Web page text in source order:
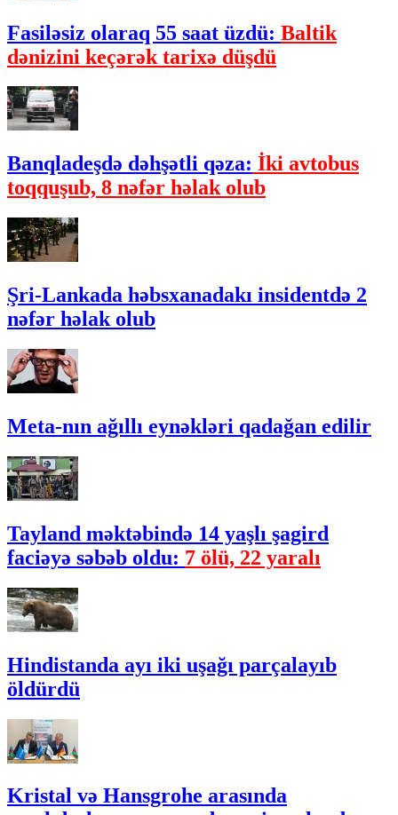
Fasiləsiz olaraq 55 saat üzdü: Baltik
dənizini keçərək tarixə düşdü
Banqladeşdə dəhşətli qəza: İki avtobus
toqquşub, 8 nəfər həlak olub
Şri-Lankada həbsxanadakı insidentdə 2
nəfər həlak olub
Meta-nın ağıllı eynəkləri qadağan edilir
Tayland məktəbində 14 yaşlı şagird
faciəyə səbəb oldu: 7 ölü, 22 yaralı
Hindistanda ayı iki uşağı parçalayıb
öldürdü
Kristal və Hansgrohe arasında